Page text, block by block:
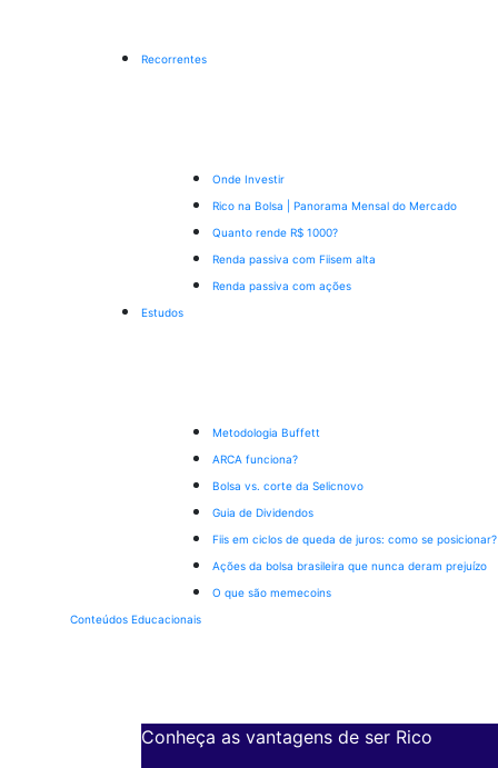
Recorrentes
Onde Investir
Rico na Bolsa | Panorama Mensal do Mercado
Quanto rende R$ 1000?
Renda passiva com Fiisem alta
Renda passiva com ações
Estudos
Metodologia Buffett
ARCA funciona?
Bolsa vs. corte da Selicnovo
Guia de Dividendos
Fiis em ciclos de queda de juros: como se posicionar?
Ações da bolsa brasileira que nunca deram prejuízo
O que são memecoins
Conteúdos Educacionais
Conheça as vantagens de ser Rico